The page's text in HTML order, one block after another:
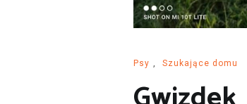
Psy Szukające domu